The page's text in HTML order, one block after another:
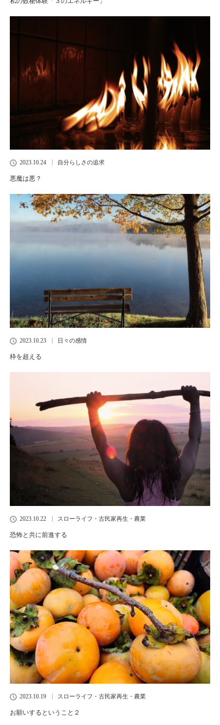
2023.10.24 自分らしさの追求
悪魔は悪？
2023.10.23 日々の感情
枠を超える
2023.10.22 スローライフ・古民家再生・農業
恐怖と共に前進する
2023.10.19 スローライフ・古民家再生・農業
お願いするということ２